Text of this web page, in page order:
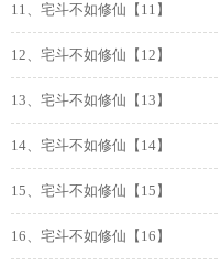
11、宅斗不如修仙【11】
12、宅斗不如修仙【12】
13、宅斗不如修仙【13】
14、宅斗不如修仙【14】
15、宅斗不如修仙【15】
16、宅斗不如修仙【16】